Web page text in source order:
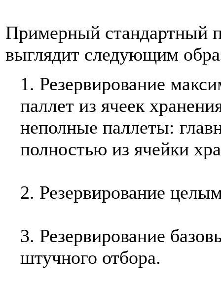
Примерный стандартный
выглядит следующим
1. Резервирование
паллет из ячеек
неполные паллеты:
полностью из ячейки
2. Резервирование
3. Резервирование
штучного отбора.